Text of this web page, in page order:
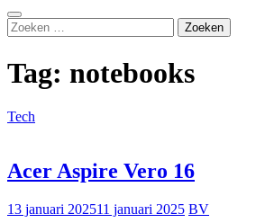
Zoeken
Zoeken
naar:
Tag: notebooks
Tech
Acer Aspire Vero 16
13 januari 202511 januari 2025 BV